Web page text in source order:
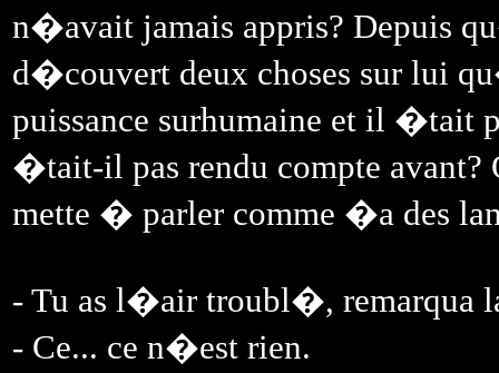
n�avait jamais appris? Depuis
d�couvert deux choses sur lui
puissance surhumaine et il �tait
�tait-il pas rendu compte
mette � parler comme �a des
- Tu as l�air troubl�, remarqua
- Ce... ce n�est rien.